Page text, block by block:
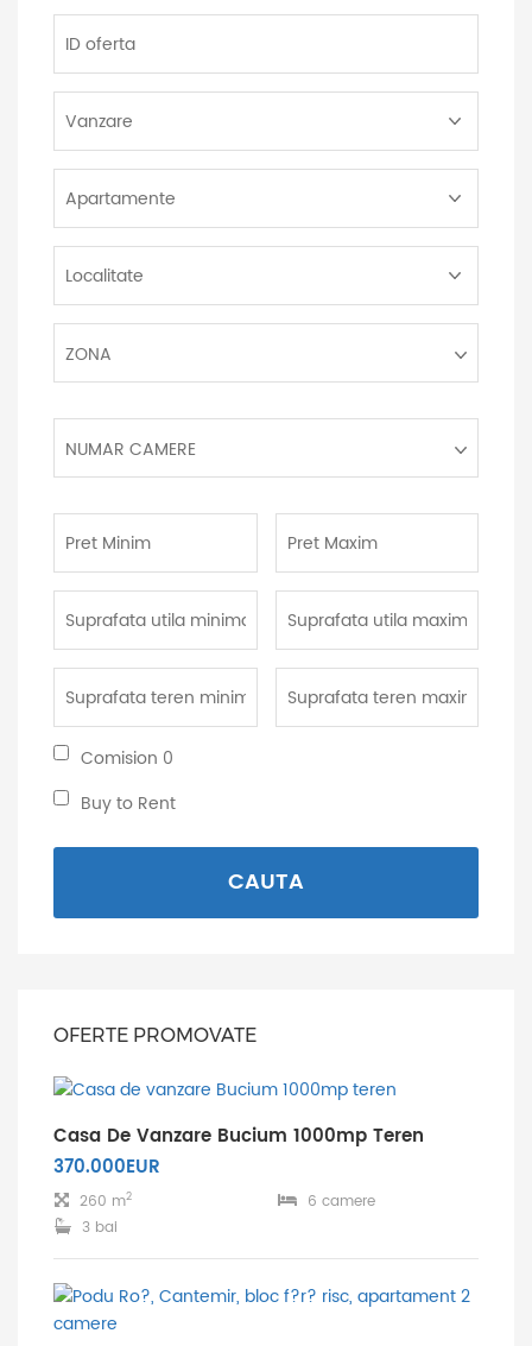
oferta
Tranzactie:
Proprietate:
ZONA
camere:
NUMAR CAMERE
Minim:
Maxim:
utila
minima:
utila
maxima:
teren
minima:
teren
maxima:
Comision
Comision 0
Buy
Buy to Rent
CAUTA
OFERTE PROMOVATE
Casa De Vanzare Bucium 1000mp Teren
370.000EUR
260 m2
6 camere
3 bai